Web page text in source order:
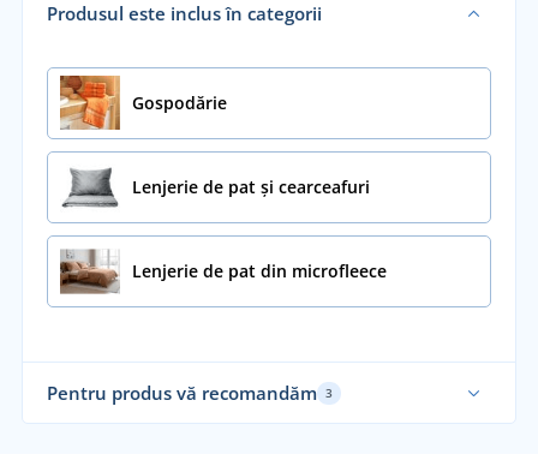
Produsul este inclus în categorii
Gospodărie
Lenjerie de pat și cearceafuri
Lenjerie de pat din microfleece
Pentru produs vă recomandăm 3